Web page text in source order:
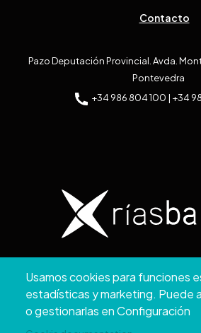
Usamos cookies para funciones
estadísticas y marketing. Puede
o gestionarlas en Configuración
Contacto
Pazo Deputación Provincial. Avda.
Pontevedra
+34 986 804 100 | +34
Copyright © 2026. Diputación
Reservados todos los
Aviso
Accesibilidad Protección de